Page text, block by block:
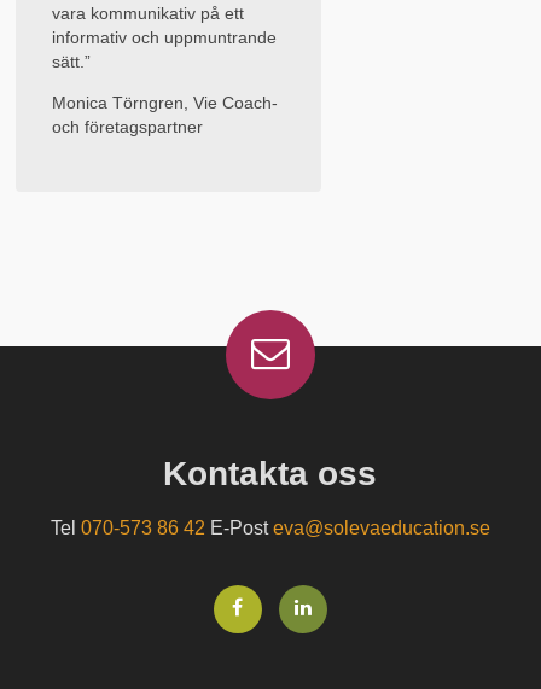
vara kommunikativ på ett
informativ och uppmuntrande
sätt.”
Monica Törngren, Vie Coach-
och företagspartner
Kontakta oss
Tel 070-573 86 42 E-Posteva@solevaeducation.se